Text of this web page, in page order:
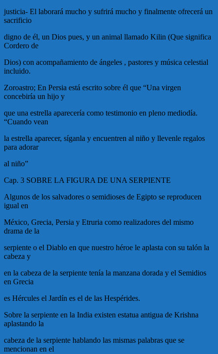
justicia- El laborará mucho y sufrirá mucho y finalmente ofrecerá un
sacrificio
digno de él, un Dios pues, y un animal llamado Kilin (Que significa
Cordero de
Dios) con acompañamiento de ángeles , pastores y música celestial
incluido.
Zoroastro; En Persia está escrito sobre él que “Una virgen
concebiría un hijo y
que una estrella aparecería como testimonio en pleno mediodía.
“Cuando vean
la estrella aparecer, síganla y encuentren al niño y llevenle regalos
para adorar
al niño”
Cap. 3 SOBRE LA FIGURA DE UNA SERPIENTE
Algunos de los salvadores o semidioses de Egipto se reproducen
igual en
México, Grecia, Persia y Etruria como realizadores del mismo
drama de la
serpiente o el Diablo en que nuestro héroe le aplasta con su talón la
cabeza y
en la cabeza de la serpiente tenía la manzana dorada y el Semidios
en Grecia
es Hércules el Jardín es el de las Hespérides.
Sobre la serpiente en la India existen estatua antigua de Krishna
aplastando la
cabeza de la serpiente hablando las mismas palabras que se
mencionan en el